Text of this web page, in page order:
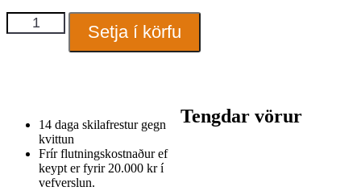
Leirpúði
Nanex
Setja í körfu
14 daga skilafrestur gegn
kvittun
Frír flutningskostnaður ef
keypt er fyrir 20.000 kr í
vefverslun.
Tengdar vörur